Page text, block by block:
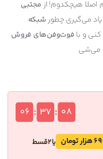
اصلا هیچکدوم! از مجتبی
یاد می‌گیری چطور شبکه
و با فوت‌وفن‌های فروش
می‌شی
06 : 37 : 08
هزار تومان یا2قسط